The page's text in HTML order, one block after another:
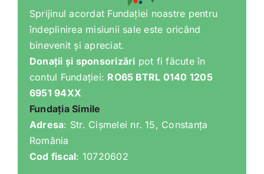
Sprijinul acordat Fundației noastre pentru
îndeplinirea misiunii sale este oricând
binevenit și apreciat.
Donații și sponsorizări pot fi făcute în
contul Fundației: RO65 BTRL 0140 1205
6951 94XX
Fundația Simile
Adresa: Str. Cișmelei nr. 15, Constanța
România
Cod fiscal: 10720602